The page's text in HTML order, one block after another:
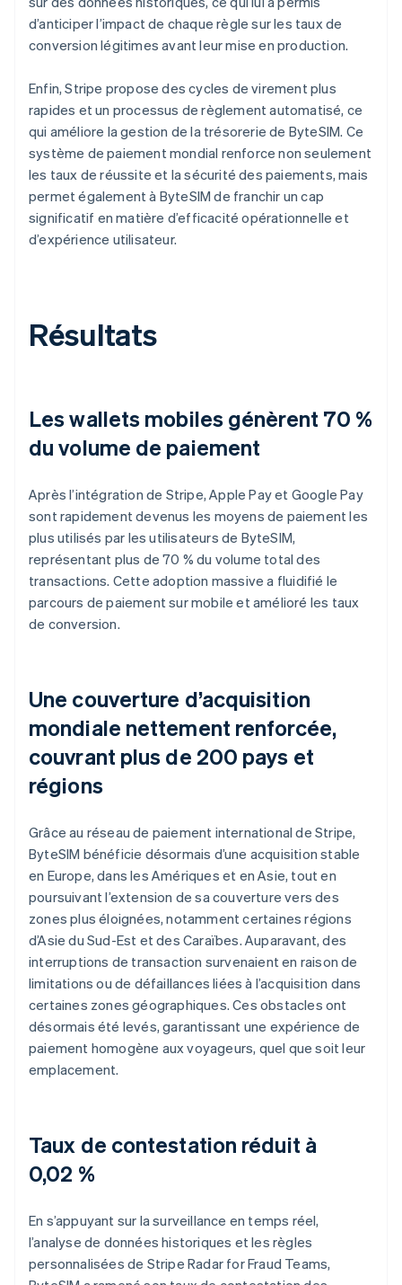
d’anticiper l’impact de chaque règle sur les taux de
conversion légitimes avant leur mise en production.
Enfin, Stripe propose des cycles de virement plus
rapides et un processus de règlement automatisé, ce
qui améliore la gestion de la trésorerie de ByteSIM. Ce
système de paiement mondial renforce non seulement
les taux de réussite et la sécurité des paiements, mais
permet également à ByteSIM de franchir un cap
significatif en matière d’efficacité opérationnelle et
d’expérience utilisateur.
Résultats
Les wallets mobiles génèrent 70 %
du volume de paiement
Après l’intégration de Stripe, Apple Pay et Google Pay
sont rapidement devenus les moyens de paiement les
plus utilisés par les utilisateurs de ByteSIM,
représentant plus de 70 % du volume total des
transactions. Cette adoption massive a fluidifié le
parcours de paiement sur mobile et amélioré les taux
de conversion.
Une couverture d’acquisition
mondiale nettement renforcée,
couvrant plus de 200 pays et
régions
Grâce au réseau de paiement international de Stripe,
ByteSIM bénéficie désormais d’une acquisition stable
en Europe, dans les Amériques et en Asie, tout en
poursuivant l’extension de sa couverture vers des
zones plus éloignées, notamment certaines régions
d’Asie du Sud-Est et des Caraïbes. Auparavant, des
interruptions de transaction survenaient en raison de
limitations ou de défaillances liées à l’acquisition dans
certaines zones géographiques. Ces obstacles ont
désormais été levés, garantissant une expérience de
paiement homogène aux voyageurs, quel que soit leur
emplacement.
Taux de contestation réduit à
0,02 %
En s’appuyant sur la surveillance en temps réel,
l’analyse de données historiques et les règles
personnalisées de Stripe Radar for Fraud Teams,